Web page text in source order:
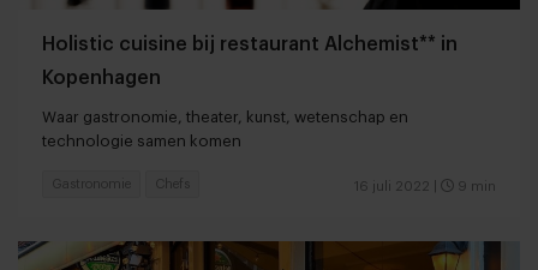
Holistic cuisine bij restaurant Alchemist** in
Kopenhagen
Waar gastronomie, theater, kunst, wetenschap en
technologie samen komen
16 juli 2022 9 min
Gastronomie Chefs